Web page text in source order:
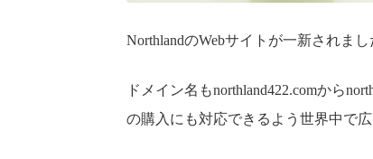
NorthlandのWebサイトが一新されまし
ドメイン名もnorthland422.comから
の購入にも対応できるよう世界中で